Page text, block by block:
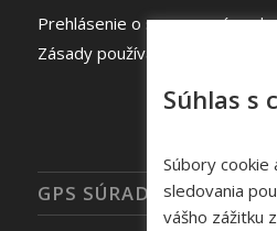
Prehlásenie o spracovaní
Zásady používania súborov
GPS SÚRADNICE
Súhlas s
Súbory cookie
sledovania
vášho zážitku